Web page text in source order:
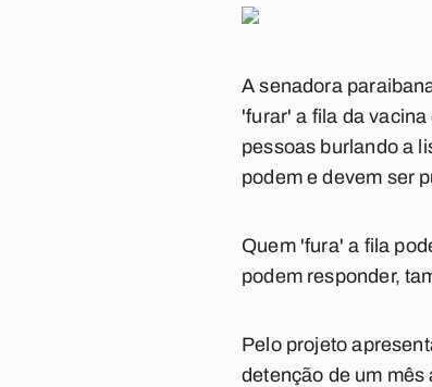
A senadora
'furar' a fila da
pessoas burlando a
podem e devem ser
Quem 'fura' a fila
podem responder,
Pelo projeto
detenção de um mês